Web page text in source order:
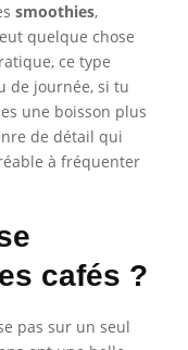
smoothies,
quelque chose
ce type
de journée, si tu
une boisson plus
de détail qui
à fréquenter
cafés ?
pas sur un seul